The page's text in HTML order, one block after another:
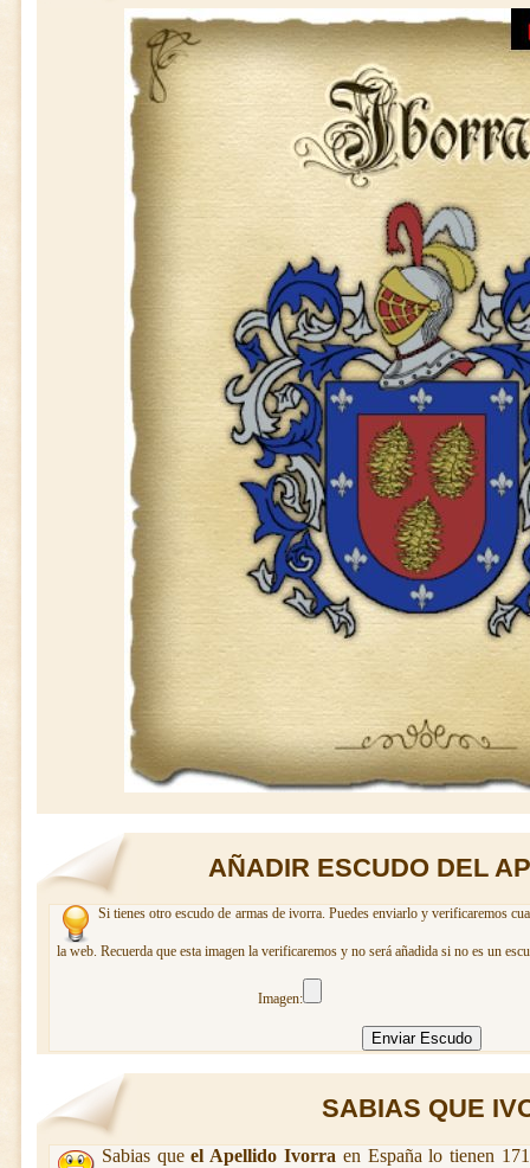
AÑADIR ESCUDO DEL
Si tienes otro escudo de armas de ivorra. Puedes enviarlo y verificaremos
la web. Recuerda que esta imagen la verificaremos y no será añadida si no es un
Imagen:
SABIAS QUE
Sabias queel Apellido Ivorra en España lo tienen